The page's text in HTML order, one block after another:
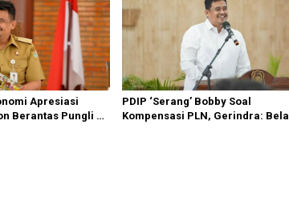
Apresiasi
Berantas Pungli di
PDIP ‘Serang’ Bobby Soal
Kompensasi PLN, Gerindra: Bela